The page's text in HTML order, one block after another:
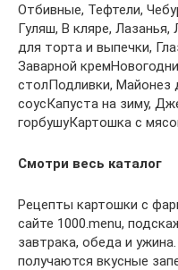
Отбивные, Тефтели,
Гуляш, В кляре,
для торта и выпечки,
Заварной
столПодливки, Майонез
соусКапуста на зиму,
горбушуКартошка с
Смотри весь каталог
Рецепты картошки с
сайте 1000.menu,
завтрака, обеда и
получаются вкусные